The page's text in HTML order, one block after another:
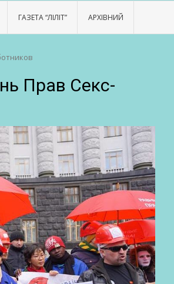
ГАЗЕТА “ЛІЛІТ” АРХІВНИЙ
Прав Секс-